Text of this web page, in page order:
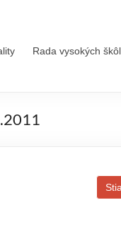
Rada vysokých